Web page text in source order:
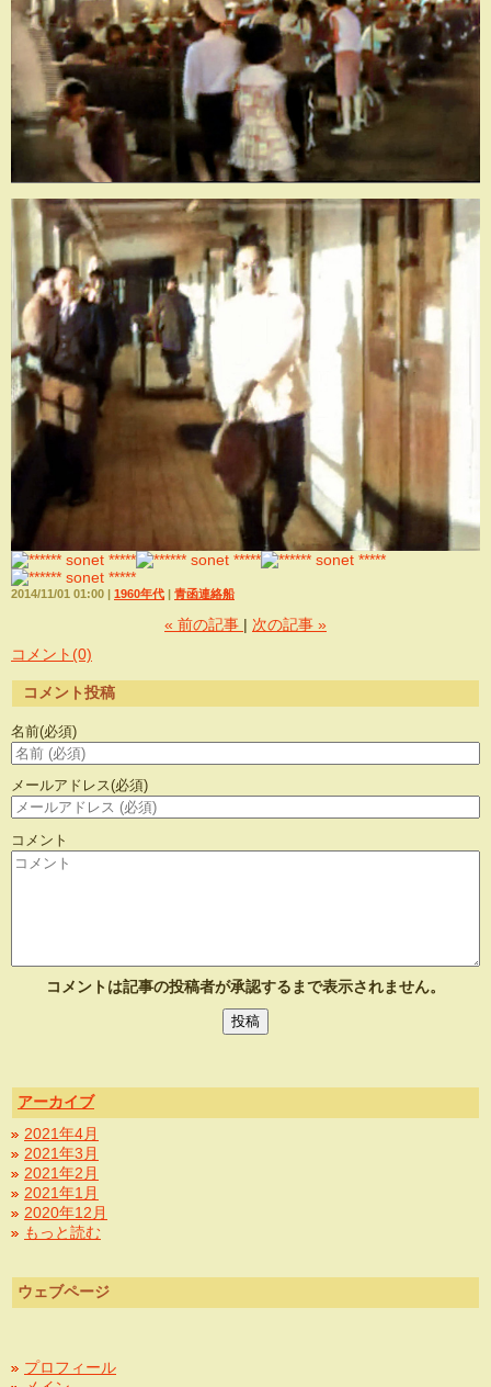
2014/11/01 01:00 1960年代 青函連絡船
« 前の記事 次の記事 »
コメント(0)
コメント投稿
名前(必須)
メールアドレス(必須)
コメント
コメントは記事の投稿者が承認するまで表示されません。
アーカイブ
2021年4月
2021年3月
2021年2月
2021年1月
2020年12月
もっと読む
ウェブページ
プロフィール